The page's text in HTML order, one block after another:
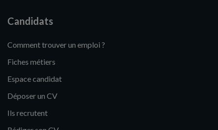
Candidats
Comment trouver un emploi ?
Fiches métiers
Espace candidat
Déposer un CV
Ils recrutent